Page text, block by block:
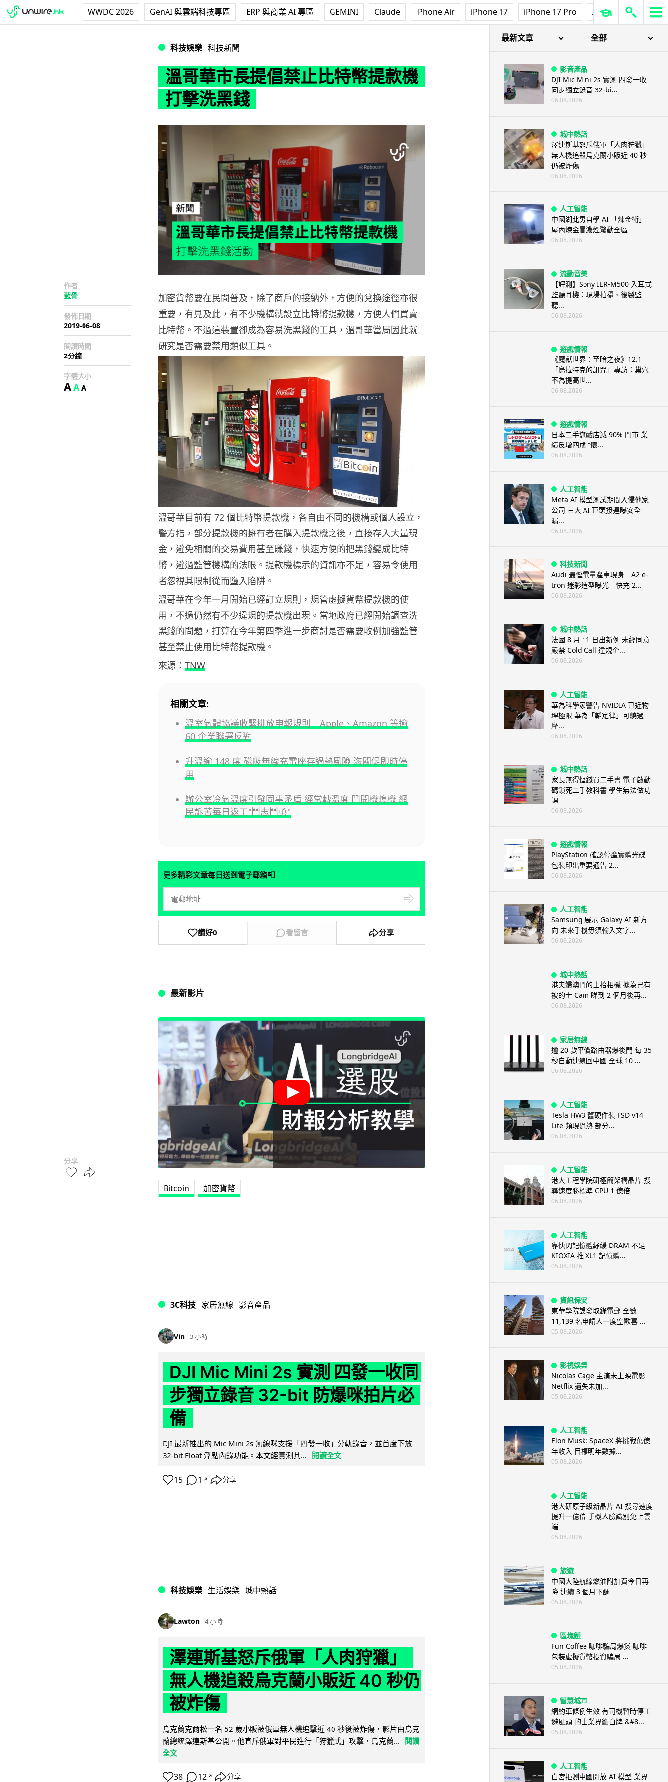
WWDC 2026 GenAI 與雲端科技專區 ERP 與商業 AI 專區 GEMINI Claude iPhone Air iPhone 17 iPhone 17 Pro AirPods Pro 3
科技娛樂 科技新聞
溫哥華市長提倡禁止比特幣提款機
打擊洗黑錢
作者
藍骨
發佈日期
2019-06-08
閱讀時間
2分鐘
字體大小
AAA
分享
加密貨幣要在民間普及，除了商戶的接納外，方便的兌換途徑亦很
重要，有見及此，有不少機構就設立比特幣提款機，方便人們買賣
比特幣。不過這裝置卻成為容易洗黑錢的工具，溫哥華當局因此就
研究是否需要禁用類似工具。
溫哥華目前有 72 個比特幣提款機，各自由不同的機構或個人設立，
警方指，部分提款機的擁有者在購入提款機之後，直接存入大量現
金，避免相關的交易費用甚至賺錢，快速方便的把黑錢變成比特
幣，避過監管機構的法眼。提款機標示的資訊亦不足，容易令使用
者忽視其限制從而墮入陷阱。
溫哥華在今年一月開始已經訂立規則，規管虛擬貨幣提款機的使
用，不過仍然有不少違規的提款機出現。當地政府已經開始調查洗
黑錢的問題，打算在今年第四季進一步商討是否需要收例加強監管
甚至禁止使用比特幣提款機。
來源： TNW
相關文章:
溫室氣體協議收緊排放申報規則 Apple、Amazon 等逾
60 企業聯署反對
升溫逾 148 度 磁吸無線充電座存過熱風險 海關促即時停
用
辦公室冷氣溫度引發同事矛盾 經常轉溫度 鬥開機熄機 網
民訴苦每日返工"鬥志鬥勇"
更多精彩文章每日送到電子郵箱📮
讚好0 看留言 分享
最新影片
Bitcoin 加密貨幣
3C科技 家居無線 影音產品
Vin 3 小時
DJI Mic Mini 2s 實測 四發一收同
步獨立錄音 32-bit 防爆咪拍片必
備
DJI 最新推出的 Mic Mini 2s 無線咪支援「四發一收」分軌錄音，並首度下放
32-bit Float 浮點內錄功能。本文經實測其...
閱讀全文
15 1 ↗ 分享
科技娛樂 生活娛樂 城中熱話
Lawton 4 小時
澤連斯基怒斥俄軍「人肉狩獵」
無人機追殺烏克蘭小販近 40 秒仍
被炸傷
烏克蘭克爾松一名 52 歲小販被俄軍無人機追擊近 40 秒後被炸傷，影片由烏克
蘭總統澤連斯基公開。他直斥俄軍對平民進行「狩獵式」攻擊，烏克蘭... 閱讀
全文
38 12 ↗ 分享
最新文章 全部
影音產品
DJI Mic Mini 2s 實測 四發一收
同步獨立錄音 32-bi...
06.08.2026
城中熱話
澤連斯基怒斥俄軍「人肉狩獵」
無人機追殺烏克蘭小販近 40 秒
仍被炸傷
06.08.2026
人工智能
中國湖北男自學 AI 「煉金術」
屋內煉金冒濃煙驚動全區
06.08.2026
流動音樂
【評測】Sony IER-M500 入耳式
監聽耳機：現場拍攝、後製監
聽...
06.08.2026
遊戲情報
《魔獸世界：至暗之夜》12.1
「烏拉特克的詛咒」專訪：巢穴
不為提高世...
06.08.2026
遊戲情報
日本二手遊戲店減 90% 門市 業
績反增四成 “懷...
06.08.2026
人工智能
Meta AI 模型測試期間入侵他家
公司 三大 AI 巨頭接連曝安全
漏...
06.08.2026
科技新聞
Audi 最慳電量產車現身 A2 e-
tron 迷彩造型曝光 快充 2...
06.08.2026
城中熱話
法國 8 月 11 日出新例 未經同意
嚴禁 Cold Call 違規企...
06.08.2026
人工智能
華為科學家警告 NVIDIA 已近物
理極限 華為「韜定律」可繞過
摩...
06.08.2026
城中熱話
家長無得慳錢買二手書 電子啟動
碼鎖死二手教科書 學生無法做功
課
06.08.2026
遊戲情報
PlayStation 確認停產實體光碟
包裝印出重要通告 2...
06.08.2026
人工智能
Samsung 展示 Galaxy AI 新方
向 未來手機毋須輸入文字...
06.08.2026
城中熱話
港夫婦澳門的士拾相機 據為己有
被的士 Cam 睇到 2 個月後再...
06.08.2026
家居無線
逾 20 款平價路由器爆後門 每 35
秒自動連線回中國 全球 10 ...
06.08.2026
人工智能
Tesla HW3 舊硬件裝 FSD v14
Lite 頻現過熱 部分...
06.08.2026
人工智能
港大工程學院研極簡架構晶片 搜
尋速度勝標準 CPU 1 億倍
06.08.2026
人工智能
靠快閃記憶體紓緩 DRAM 不足
KIOXIA 推 XL1 記憶體...
05.08.2026
資訊保安
東華學院誤發取錄電郵 全數
11,139 名申請人一度空歡喜 ...
05.08.2026
影視娛樂
Nicolas Cage 主演未上映電影
Netflix 遺失未加...
05.08.2026
人工智能
Elon Musk: SpaceX 將挑戰萬億
年收入 目標明年數據...
05.08.2026
人工智能
港大研原子級新晶片 AI 搜尋速度
提升一億倍 手機人臉識別免上雲
端
05.08.2026
旅遊
中國大陸航線燃油附加費今日再
降 連續 3 個月下調
05.08.2026
區塊鏈
Fun Coffee 咖啡騙局爆煲 咖啡
包裝虛擬貨幣投資騙局 ...
05.08.2026
智慧城市
網約車條例生效 有司機暫時停工
避風頭 的士業界籲白牌 &#8...
05.08.2026
人工智能
白宮拒測中國開放 AI 模型 業界